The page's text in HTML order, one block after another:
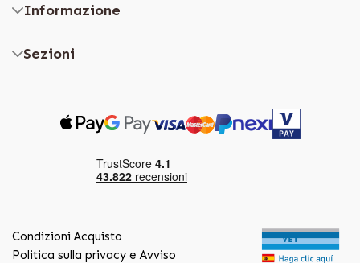
Informazione
Sezioni
Condizioni Acquisto
Politica sulla privacy e Avviso